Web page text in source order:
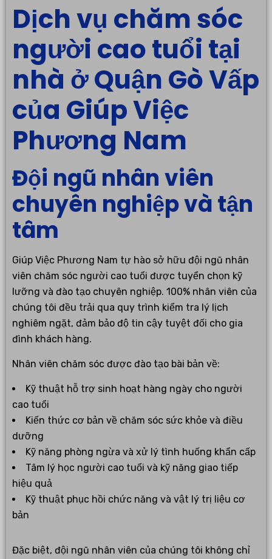
Dịch vụ chăm sóc
người cao tuổi tại
nhà ở Quận Gò Vấp
của Giúp Việc
Phương Nam
Đội ngũ nhân viên
chuyên nghiệp và tận
tâm
Giúp Việc Phương Nam tự hào sở hữu đội ngũ nhân
viên chăm sóc người cao tuổi được tuyển chọn kỹ
lưỡng và đào tạo chuyên nghiệp. 100% nhân viên của
chúng tôi đều trải qua quy trình kiểm tra lý lịch
nghiêm ngặt, đảm bảo độ tin cậy tuyệt đối cho gia
đình khách hàng.
Nhân viên chăm sóc được đào tạo bài bản về:
Kỹ thuật hỗ trợ sinh hoạt hàng ngày cho người
cao tuổi
Kiến thức cơ bản về chăm sóc sức khỏe và điều
dưỡng
Kỹ năng phòng ngừa và xử lý tình huống khẩn cấp
Tâm lý học người cao tuổi và kỹ năng giao tiếp
hiệu quả
Kỹ thuật phục hồi chức năng và vật lý trị liệu cơ
bản
Đặc biệt, đội ngũ nhân viên của chúng tôi không chỉ